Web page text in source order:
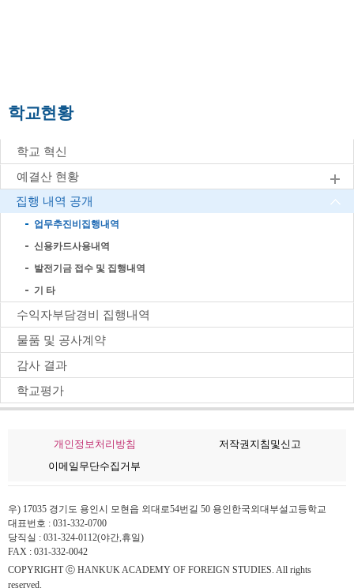
학교현황
학교 혁신
예결산 현황
집행 내역 공개
업무추진비집행내역
신용카드사용내역
발전기금 접수 및 집행내역
기 타
수익자부담경비 집행내역
물품 및 공사계약
감사 결과
학교평가
개인정보처리방침
저작권지침및신고
이메일무단수집거부
우) 17035 경기도 용인시 모현읍 외대로54번길 50 용인한국외대부설고등학교
대표번호 : 031-332-0700
당직실 : 031-324-0112(야간,휴일)
FAX : 031-332-0042
COPYRIGHT ⓒ HANKUK ACADEMY OF FOREIGN STUDIES. All rights
reserved.